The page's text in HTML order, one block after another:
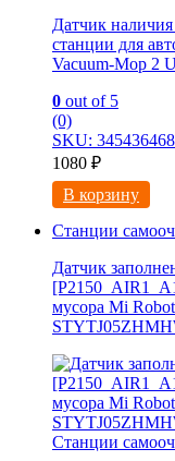
Датчик
станции для
Vacuum-Mop 2
0 out of 5
(0)
SKU:
1080 ₽
В корзину
Станции
Датчик
мусора Mi
Станции